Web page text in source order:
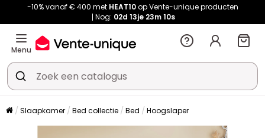
-10% vanaf € 400 met HEAT10op Vente-unique producten
Nog: 02d 13je 23m 09s
Menu
Slaapkamer Bed collectie Bed Hoogslaper